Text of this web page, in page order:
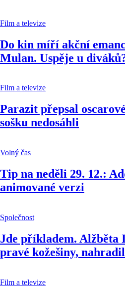
Film a televize
Do kin míří akční
Mulan. Uspěje u
Film a televize
Parazit přepsal
sošku nedosáhli
Volný čas
Tip na neděli 29. 12.:
animované verzi
Společnost
Jde příkladem. Alžběta
pravé kožešiny,
Film a televize